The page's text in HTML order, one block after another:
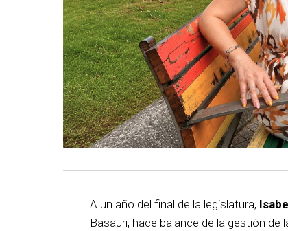
A un año del final de la legislatura,
Basauri, hace balance de la gestión de